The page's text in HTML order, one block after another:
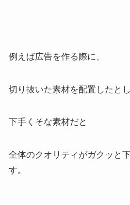
例えば広告を作る際に、
切り抜いた素材を配置したとし
下手くそな素材だと
全体のクオリティがガクッと
す。